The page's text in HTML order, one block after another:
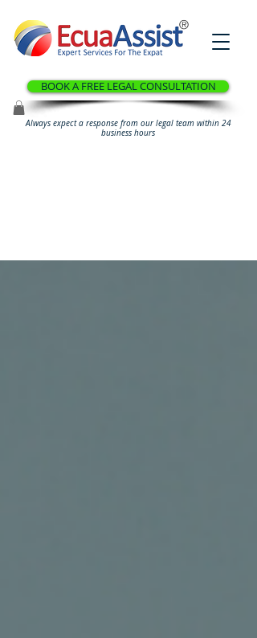
®
BOOK A FREE LEGAL CONSULTATION
Always expect a response from our legal team within 24
business hours